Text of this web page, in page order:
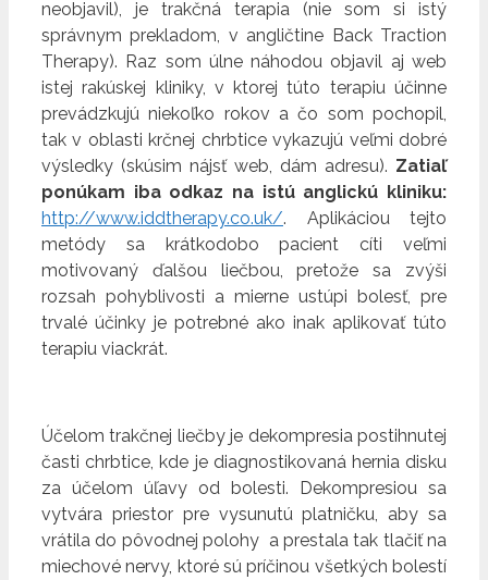
neobjavil), je trakčná terapia (nie som si istý
správnym prekladom, v angličtine Back Traction
Therapy). Raz som úlne náhodou objavil aj web
istej rakúskej kliniky, v ktorej túto terapiu účinne
prevádzkujú niekoľko rokov a čo som pochopil,
tak v oblasti krčnej chrbtice vykazujú veľmi dobré
výsledky (skúsim nájsť web, dám adresu). Zatiaľ
ponúkam iba odkaz na istú anglickú kliniku:
http://www.iddtherapy.co.uk/. Aplikáciou tejto
metódy sa krátkodobo pacient cíti veľmi
motivovaný ďalšou liečbou, pretože sa zvýši
rozsah pohyblivosti a mierne ustúpi bolesť, pre
trvalé účinky je potrebné ako inak aplikovať túto
terapiu viackrát.
Účelom trakčnej liečby je dekompresia postihnutej
časti chrbtice, kde je diagnostikovaná hernia disku
za účelom úľavy od bolesti. Dekompresiou sa
vytvára priestor pre vysunutú platničku, aby sa
vrátila do pôvodnej polohy a prestala tak tlačiť na
miechové nervy, ktoré sú príčinou všetkých bolestí